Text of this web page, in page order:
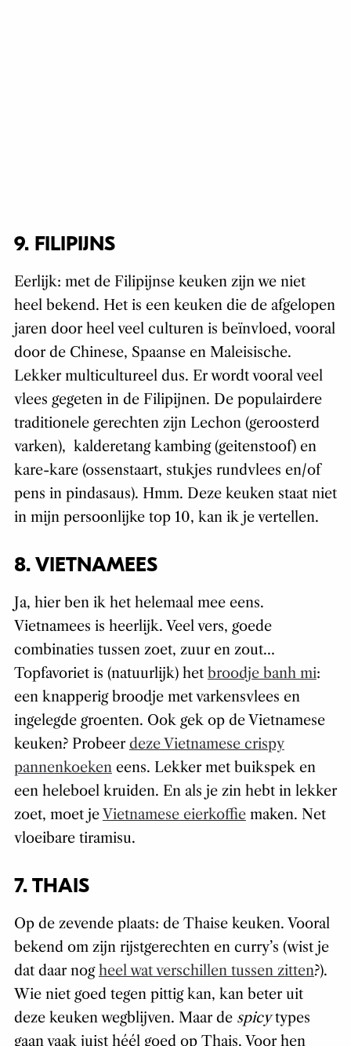
9. FILIPIJNS
Eerlijk: met de Filipijnse keuken zijn we niet
heel bekend. Het is een keuken die de afgelopen
jaren door heel veel culturen is beïnvloed, vooral
door de Chinese, Spaanse en Maleisische.
Lekker multicultureel dus. Er wordt vooral veel
vlees gegeten in de Filipijnen. De populairdere
traditionele gerechten zijn Lechon (geroosterd
varken), kalderetang kambing (geitenstoof) en
kare-kare (ossenstaart, stukjes rundvlees en/of
pens in pindasaus). Hmm. Deze keuken staat niet
in mijn persoonlijke top 10, kan ik je vertellen.
8. VIETNAMEES
Ja, hier ben ik het helemaal mee eens.
Vietnamees is heerlijk. Veel vers, goede
combinaties tussen zoet, zuur en zout…
Topfavoriet is (natuurlijk) het broodje banh mi:
een knapperig broodje met varkensvlees en
ingelegde groenten. Ook gek op de Vietnamese
keuken? Probeerdeze Vietnamese crispy
pannenkoekeneens. Lekker met buikspek en
een heleboel kruiden. En als je zin hebt in lekker
zoet, moet jeVietnamese eierkoffiemaken. Net
vloeibare tiramisu.
7. THAIS
Op de zevende plaats: de Thaise keuken. Vooral
bekend om zijn rijstgerechten en curry’s (wist je
dat daar nogheel wat verschillen tussen zitten?).
Wie niet goed tegen pittig kan, kan beter uit
deze keuken wegblijven. Maar de spicytypes
gaan vaak juist héél goed op Thais. Voor hen